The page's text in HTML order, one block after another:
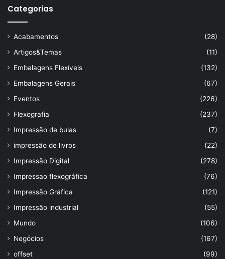
Categorias
Acabamentos
(28)
Artigos&Temas
(11)
Embalagens Flexíveis
(132)
Embalagens Gerais
(67)
Eventos
(226)
Flexografia
(237)
Impressão de bulas
(7)
impressão de livros
(22)
Impressão Digital
(278)
Impressao flexográfica
(76)
Impressão Gráfica
(121)
Impressão industrial
(55)
Mundo
(106)
Negócios
(167)
offset
(99)